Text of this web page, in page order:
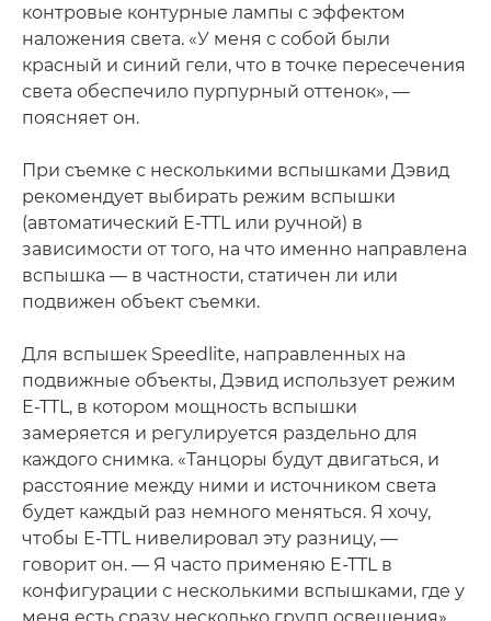
контровые контурные лампы с эффектом
наложения света. «У меня с собой были
красный и синий гели, что в точке пересечения
света обеспечило пурпурный оттенок», —
поясняет он.
При съемке с несколькими вспышками Дэвид
рекомендует выбирать режим вспышки
(автоматический E-TTL или ручной) в
зависимости от того, на что именно направлена
вспышка — в частности, статичен ли или
подвижен объект съемки.
Для вспышек Speedlite, направленных на
подвижные объекты, Дэвид использует режим
E-TTL, в котором мощность вспышки
замеряется и регулируется раздельно для
каждого снимка. «Танцоры будут двигаться, и
расстояние между ними и источником света
будет каждый раз немного меняться. Я хочу,
чтобы E-TTL нивелировал эту разницу, —
говорит он. — Я часто применяю E-TTL в
конфигурации с несколькими вспышками, где у